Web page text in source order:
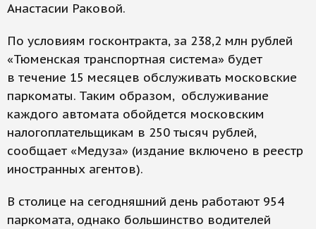
Анастасии Раковой.
По условиям госконтракта, за 238,2 млн рублей
«Тюменская транспортная система» будет
в течение 15 месяцев обслуживать московские
паркоматы. Таким образом, обслуживание
каждого автомата обойдется московским
налогоплательщикам в 250 тысяч рублей,
сообщает «Медуза» (издание включено в реестр
иностранных агентов).
В столице на сегодняшний день работают 954
паркомата, однако большинство водителей